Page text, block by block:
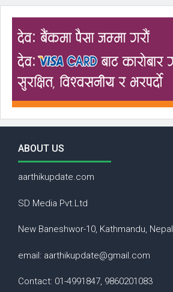
ABOUT US
aarthikupdate.com
SD Media Pvt.Ltd
New Baneshwor-10, Kathmandu, Nepal
email: aarthikupdate@gmail.com
Contact: 01-4991847, 9860201083